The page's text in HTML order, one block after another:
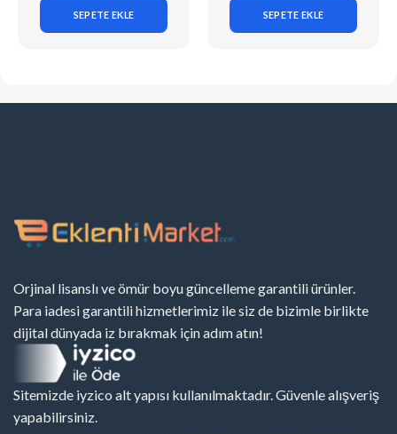
SEPETE EKLE SEPETE EKLE
Orjinal lisanslı ve ömür boyu güncelleme garantili ürünler.
Para iadesi garantili hizmetlerimiz ile siz de bizimle birlikte
dijital dünyada iz bırakmak için adım atın!
Sitemizde iyzico alt yapısı kullanılmaktadır. Güvenle alışveriş
yapabilirsiniz.